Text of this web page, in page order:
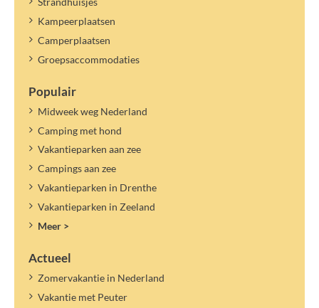
Kampeerplaatsen
Camperplaatsen
Groepsaccommodaties
Populair
Midweek weg Nederland
Camping met hond
Vakantieparken aan zee
Campings aan zee
Vakantieparken in Drenthe
Vakantieparken in Zeeland
Meer >
Actueel
Zomervakantie in Nederland
Vakantie met Peuter